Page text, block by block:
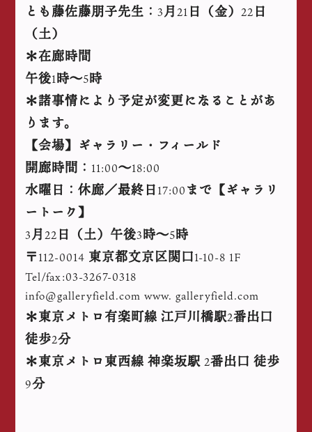
とも藤佐藤朋子先生：3月21日（金）22日
（土）
＊在廊時間
午後1時～5時
＊諸事情により予定が変更になることがあ
ります。
【会場】ギャラリー・フィールド
開廊時間： 11:00～18:00
水曜日：休廊／最終日17:00まで【ギャラリ
ートーク】
3月22日（土）午後3時～5時
〒112-0014 東京都文京区関口1-10-8 1F
Tel/fax:03-3267-0318
info@galleryfield.com www. galleryfield.com
＊東京メトロ有楽町線 江戸川橋駅2番出口
徒歩2分
＊東京メトロ東西線 神楽坂駅 2番出口 徒歩
9分